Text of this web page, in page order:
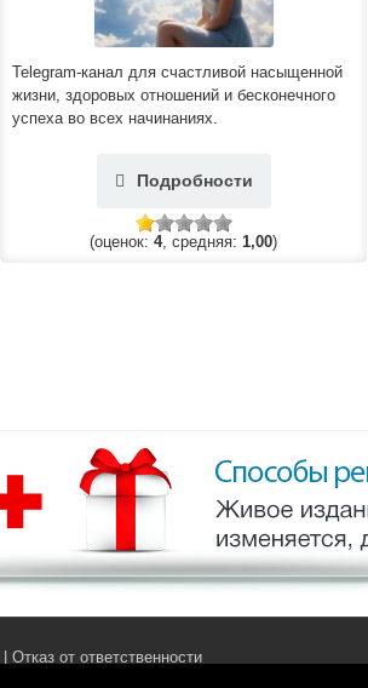
Telegram-канал для счастливой насыщенной
жизни, здоровых отношений и бесконечного
успеха во всех начинаниях.
Подробности
(оценок: 4, средняя: 1,00)
Отказ от ответственности